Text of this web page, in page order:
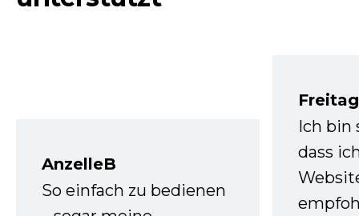
AnzelleB
So einfach zu bedienen
Ich bin
dass